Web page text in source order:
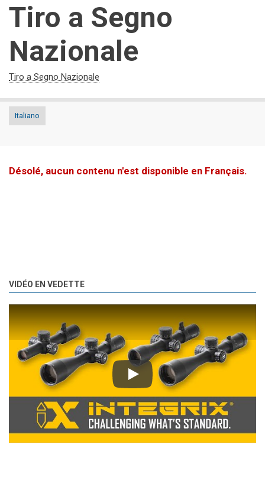
Tiro a Segno
Nazionale
Tiro a Segno Nazionale
Italiano
Désolé, aucun contenu n'est disponible en Français.
VIDÉO EN VEDETTE
Play